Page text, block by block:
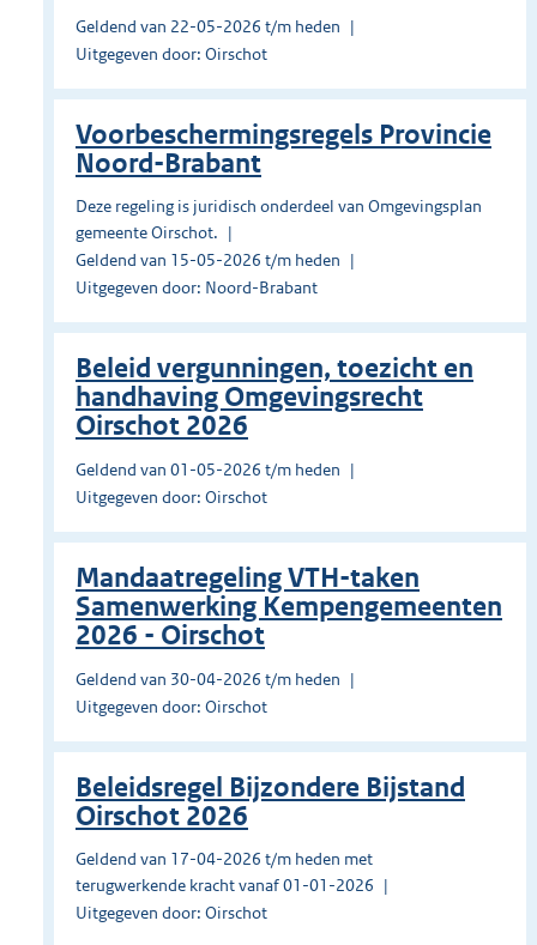
Geldend van 22-05-2026 t/m heden
Uitgegeven door: Oirschot
Voorbeschermingsregels Provincie
Noord-Brabant
Deze regeling is juridisch onderdeel van Omgevingsplan
gemeente Oirschot.
Geldend van 15-05-2026 t/m heden
Uitgegeven door: Noord-Brabant
Beleid vergunningen, toezicht en
handhaving Omgevingsrecht
Oirschot 2026
Geldend van 01-05-2026 t/m heden
Uitgegeven door: Oirschot
Mandaatregeling VTH-taken
Samenwerking Kempengemeenten
2026 - Oirschot
Geldend van 30-04-2026 t/m heden
Uitgegeven door: Oirschot
Beleidsregel Bijzondere Bijstand
Oirschot 2026
Geldend van 17-04-2026 t/m heden met
terugwerkende kracht vanaf 01-01-2026
Uitgegeven door: Oirschot